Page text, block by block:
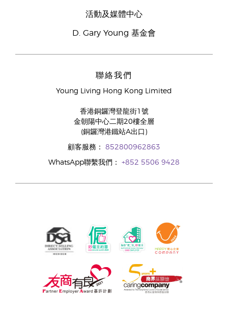
活動及媒體中心
D. Gary Young 基金會
聯絡我們
Young Living Hong Kong Limited
香港銅鑼灣登龍街1號
金朝陽中心二期20樓全層
(銅鑼灣港鐵站A出口)
顧客服務： 852800962863
WhatsApp聯繫我們： +852 5506 9428